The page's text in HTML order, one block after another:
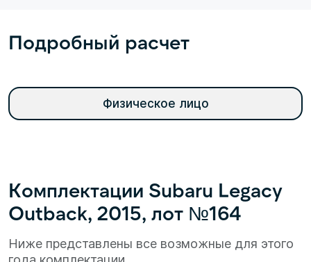
Подробный расчет
Физическое лицо
Комплектации Subaru Legacy
Outback, 2015, лот №164
Ниже представлены все возможные для этого